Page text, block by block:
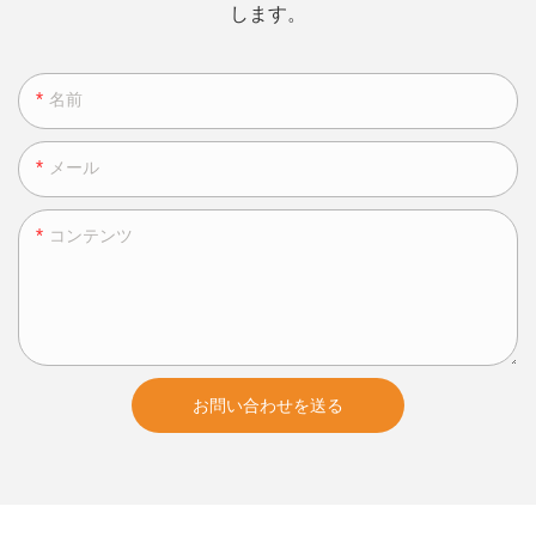
します。
名前
メール
コンテンツ
お問い合わせを送る